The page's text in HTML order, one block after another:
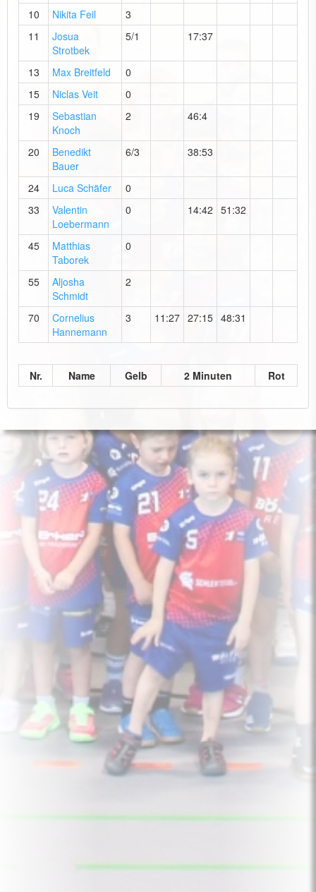
10 Nikita Feil
3
11
Josua
Strotbek
5/1 17:37
13 Max Breitfeld
0
15
Niclas Veit
0
19
Sebastian
Knoch
2 46:4
20
Benedikt
Bauer
6/3 38:53
24 Luca Schäfer
0
33
Valentin
Loebermann
0 14:42 51:32
45
Matthias
Taborek
0
55
Aljosha
Schmidt
2
70
Cornelius
Hannemann
3 11:27 27:15 48:31
Nr. Name Gelb 2 Minuten Rot